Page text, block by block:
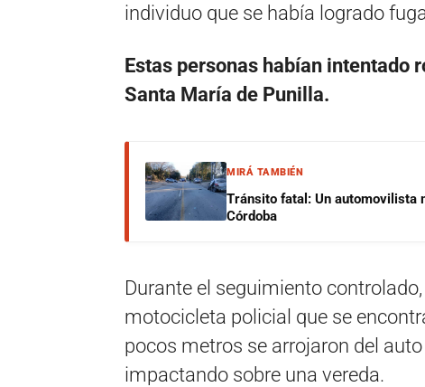
individuo que se había logrado
Estas personas habían intentado
Santa María de Punilla.
MIRÁ TAMBIÉN
Tránsito fatal: Un automovilista
Córdoba
Durante el seguimiento
motocicleta policial que se
pocos metros se arrojaron del
impactando sobre una vereda.